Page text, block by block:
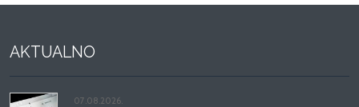
AKTUALNO
07.08.2026.